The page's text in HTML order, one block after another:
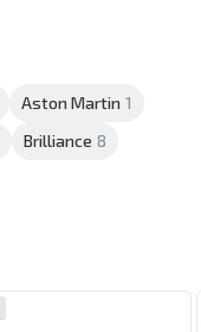
Aston Martin 1
Brilliance 8